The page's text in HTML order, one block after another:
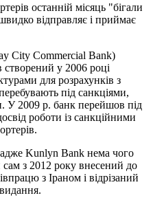
останній місяць "бігали
відправляє і приймає
City Commercial Bank)
створений у 2006 році
для розрахунків з
під санкціями,
У 2009 р. банк перейшов під
роботи із санкційними
Kunlyn Bank нема чого
сам з 2012 року внесений до
з Іраном і відрізаний